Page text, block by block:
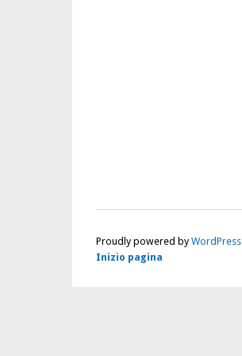
Proudly powered by WordPress
Inizio pagina